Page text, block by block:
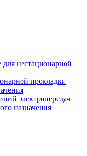
нестационарной
прокладки
электропередач
назначения